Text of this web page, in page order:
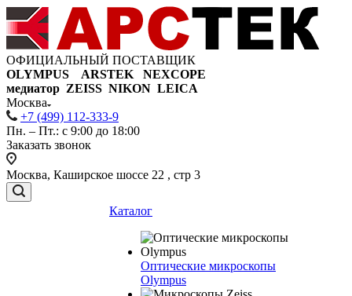
ОФИЦИАЛЬНЫЙ ПОСТАВЩИК
OLYMPUS ARSTEK NEXCOPE
медиатор ZEISS NIKON LEICA
Москва
+7 (499) 112-333-9
Пн. – Пт.: с 9:00 до 18:00
Заказать звонок
Москва, Каширское шоссе 22 , стр 3
Каталог
Оптические микроскопы
Olympus